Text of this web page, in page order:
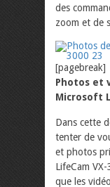
des
zoom et de
[pagebreak]
Photos et
Microsoft
Dans cette
tenter de
et photos
LifeCam
que les